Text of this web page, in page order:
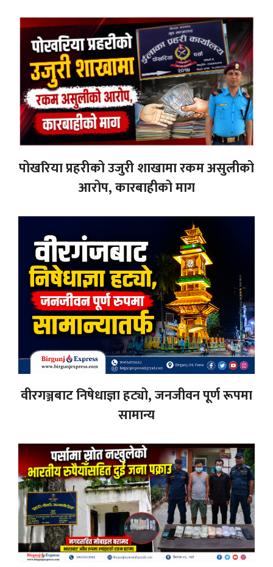
पोखरिया प्रहरीको उजुरी शाखामा रकम असुलीको
आरोप, कारबाहीको माग
वीरगञ्जबाट निषेधाज्ञा हट्यो, जनजीवन पूर्ण रूपमा
सामान्य